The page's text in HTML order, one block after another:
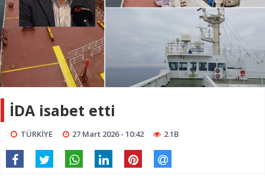
İDA isabet etti
TÜRKİYE 27 Mart 2026 - 10:42 2.1B